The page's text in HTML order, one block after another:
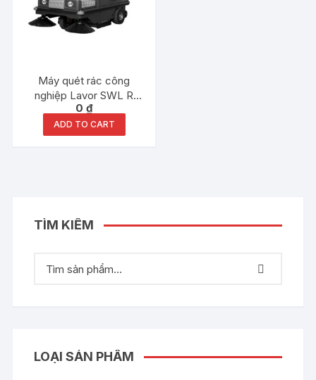
Máy quét rác công
nghiệp Lavor SWL R
1000ST
0₫
ADD TO CART
TÌM KIẾM
LOẠI SẢN PHẨM